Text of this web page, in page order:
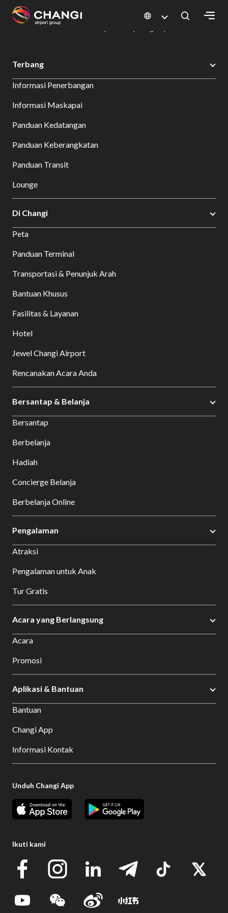
All
Sites:
Select:
Changi Airport
Bersantap dan Belanja
Terbang
Informasi Penerbangan
Informasi Maskapai
Panduan Kedatangan
Panduan Keberangkatan
Panduan Transit
Lounge
Di Changi
Peta
Panduan Terminal
Transportasi & Penunjuk Arah
Bantuan Khusus
Fasilitas & Layanan
Hotel
Jewel Changi Airport
Rencanakan Acara Anda
Bersantap & Belanja
Bersantap
Berbelanja
Hadiah
Concierge Belanja
Berbelanja Online
Pengalaman
Atraksi
Pengalaman untuk Anak
Tur Gratis
Acara yang Berlangsung
Acara
Promosi
Aplikasi & Bantuan
Bantuan
Changi App
Informasi Kontak
Unduh Changi App
Ikuti kami